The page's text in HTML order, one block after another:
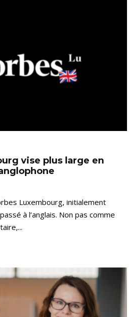
vise plus large en
Luxembourg, initialement
à l’anglais. Non pas comme